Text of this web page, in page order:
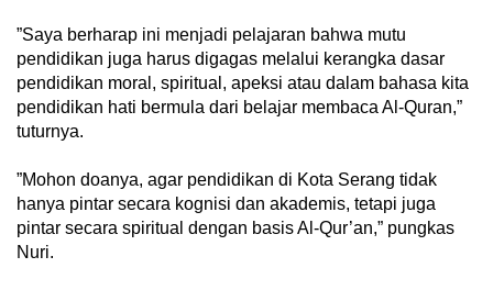
‎”Saya berharap ini menjadi pelajaran bahwa mutu
pendidikan juga harus digagas melalui kerangka dasar
pendidikan moral, spiritual, apeksi atau dalam bahasa kita
pendidikan hati bermula dari belajar membaca Al-Quran,”
tuturnya.
‎”Mohon doanya, agar pendidikan di Kota Serang tidak
hanya pintar secara kognisi dan akademis, tetapi juga
pintar secara spiritual dengan basis Al-Qur’an,” pungkas
Nuri.